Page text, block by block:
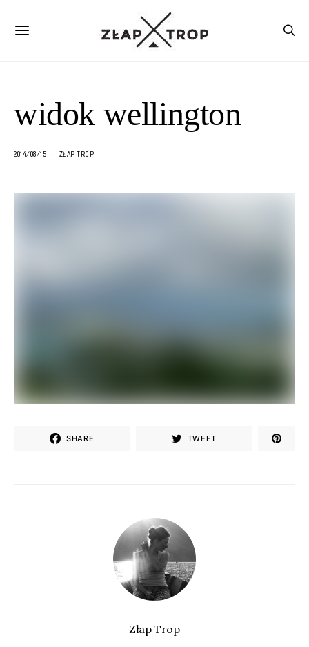
widok wellington
2014/08/15 ZŁAP TROP
SHARE TWEET
Złap Trop